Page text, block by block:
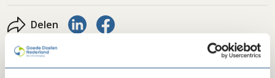
Delen Delen via LinkedIn
Delen via Facebook